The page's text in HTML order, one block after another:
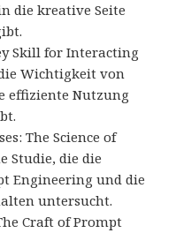
die kreative Seite
Skill for Interacting
Wichtigkeit von
effiziente Nutzung
The Science of
Studie, die die
Engineering und die
untersucht.
Craft of Prompt